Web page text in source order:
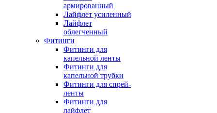
армированный
Лайфлет усиленный
Лайфлет
облегченный
Фитинги
Фитинги для
капельной ленты
Фитинги для
капельной трубки
Фитинги для спрей-
ленты
Фитинги для
лайфлет